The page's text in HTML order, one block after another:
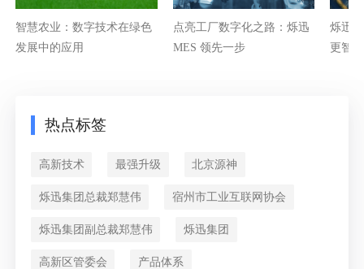
智慧农业：数字技术在绿色
发展中的应用
点亮工厂数字化之路：烁迅
MES 领先一步
烁迅
更智
热点标签
高新技术 最强升级 北京源神
烁迅集团总裁郑慧伟 宿州市工业互联网协会
烁迅集团副总裁郑慧伟 烁迅集团
高新区管委会 产品体系